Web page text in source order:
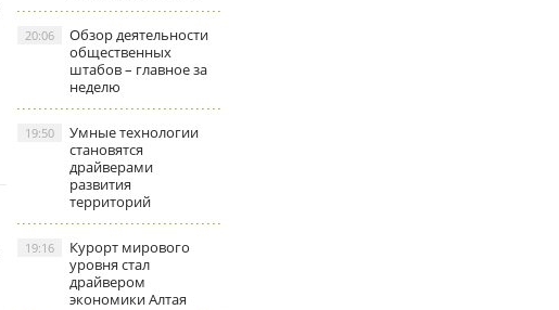
Обзор деятельности
общественных
штабов – главное за
неделю
20:06
Умные технологии
становятся
драйверами
развития
территорий
19:50
Курорт мирового
уровня стал
драйвером
экономики Алтая
19:16